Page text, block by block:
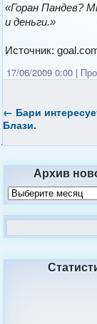
«Горан Пандев?
и деньги.»
Источник:
17/06/2009 0:00 |
← Бари
Блази.
Архив